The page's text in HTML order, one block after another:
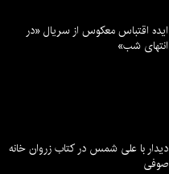
ایده اقتباس معکوس از سریال «در
انتهای شب»
دیدار با علی شمس در کتاب زروان خانه
صوفی